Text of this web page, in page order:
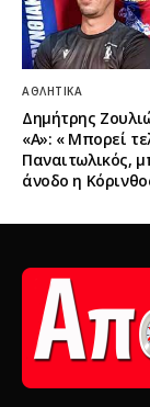
ΑΘΛΗΤΙΚΆ
Δημήτρης
«Α»: « Μπορεί
Παναιτωλικός,
άνοδο η